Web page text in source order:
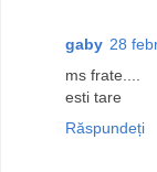
gaby 28
ms frate....
esti tare
Răspundeți